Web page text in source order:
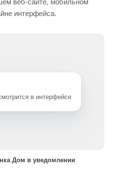
интерфейса.
в интерфейсе
Дом в уведомлении